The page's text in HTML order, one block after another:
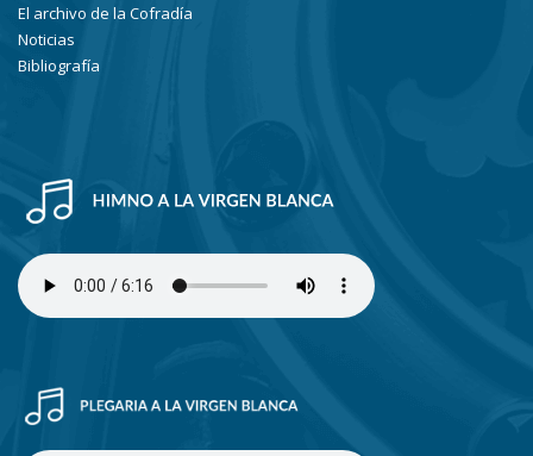
El archivo de la Cofradía
Noticias
Bibliografía